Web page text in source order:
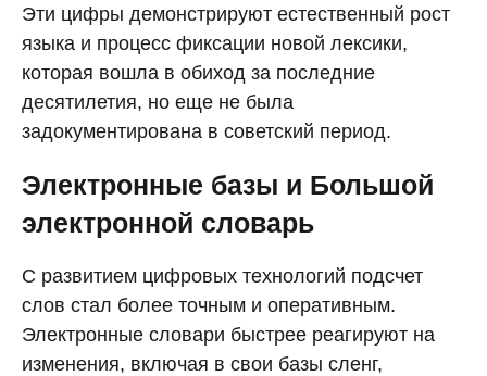
Эти цифры демонстрируют естественный рост
языка и процесс фиксации новой лексики,
которая вошла в обиход за последние
десятилетия, но еще не была
задокументирована в советский период.
Электронные базы и Большой
электронной словарь
С развитием цифровых технологий подсчет
слов стал более точным и оперативным.
Электронные словари быстрее реагируют на
изменения, включая в свои базы сленг,